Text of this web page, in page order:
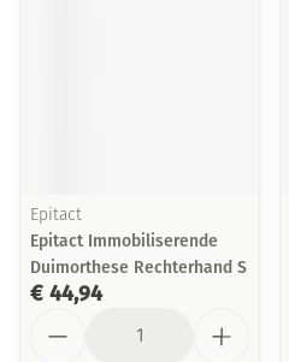
Epitact
Epitact Immobiliserende
Duimorthese Rechterhand S
€ 44,94